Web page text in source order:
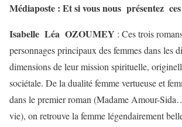
Médiaposte : Et si vous nous présentez
Isabelle Léa OZOUMEY : Ces trois
personnages principaux des femmes dans les
dimensions de leur mission spirituelle,
sociétale. De la dualité femme vertueuse et
dans le premier roman (Madame Amour-
vie), on retrouve la femme légendairement